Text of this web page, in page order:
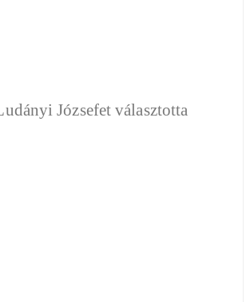
Józsefet választotta